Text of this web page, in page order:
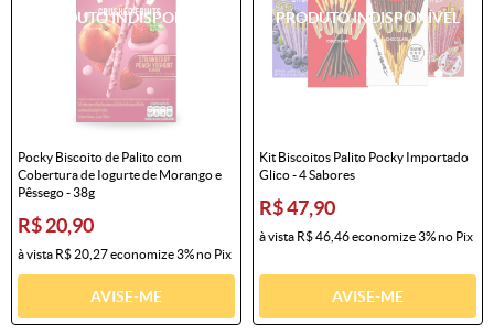
Pocky Biscoito de Palito com
Cobertura de Iogurte de Morango e
Pêssego - 38g
R$ 20,90
à vista R$ 20,27economize3%no Pix
AVISE-ME
Kit Biscoitos Palito Pocky Importado
Glico - 4 Sabores
R$ 47,90
à vista R$ 46,46economize3%no Pix
AVISE-ME